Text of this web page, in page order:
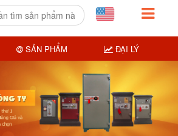
SẢN PHẨM ĐẠI LÝ